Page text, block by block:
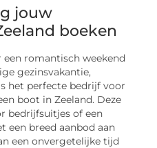
jouw
boeken
een romantisch weekend
gezinsvakantie,
het perfecte bedrijf voor
boot in Zeeland. Deze
bedrijfsuitjes of een
een breed aanbod aan
een onvergetelijke tijd